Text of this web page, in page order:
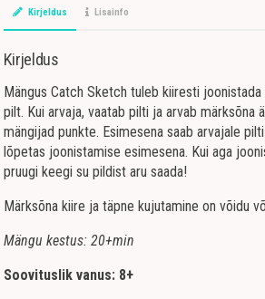
Kirjeldus Lisainfo
Kirjeldus
Mängus Catch Sketch tuleb kiiresti
pilt. Kui arvaja, vaatab pilti ja arvab märksõna
mängijad punkte. Esimesena saab arvajale
lõpetas joonistamise esimesena. Kui aga
pruugi keegi su pildist aru saada!
Märksõna kiire ja täpne kujutamine on võidu
Mängu kestus: 20+min
Soovituslik vanus: 8+